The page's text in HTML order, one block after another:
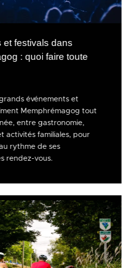
et festivals dans
: quoi faire toute
événements et
Memphrémagog tout
entre gastronomie,
activités familiales, pour
rythme de ses
rendez-vous.